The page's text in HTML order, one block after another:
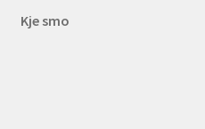
Kje smo